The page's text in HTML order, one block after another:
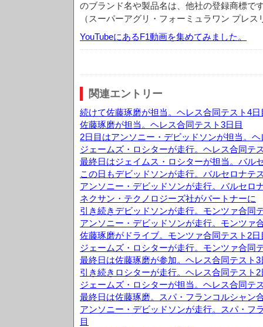
のブランド名や製品名は、他社の登録商標で
（スーパーアグリ・フォーミュラワン プレス
YouTubeにあるF1動画を集めてみました。
関連エントリー
続けて佐藤琢磨が担当。ヘレス合同テスト4日
佐藤琢磨が担当。ヘレス合同テスト3日目
2日目はアンソニー・デビッドソンが担当。
ジェームズ・ロシターが走行。ヘレス合同テ
最終日はジェイムス・ロシターが担当。バル
この日もデビッドソンが走行。バルセロナテ
アンソニー・デビッドソンが走行。バルセロ
ネクサン・テクノロジーズ社がパートナーに
引き続きデビッドソンが走行。モンツァ合同
アンソニー・デビッドソンが走行。モンツァ
佐藤琢磨がドライブ。モンツァ合同テスト2日
ジェームズ・ロシターが走行。モンツァ合同
最終日は佐藤琢磨が参加。ヘレス合同テスト3
引き続きロシターが走行。ヘレス合同テスト2
ジェームズ・ロシターが担当。ヘレス合同テ
最終日は佐藤琢磨。スパ・フランコルシャン
アンソニー・デビッドソンが走行。スパ・フ
目